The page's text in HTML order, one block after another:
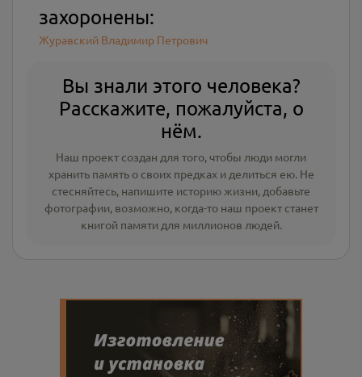
захоронены:
Журавский Владимир Петрович
Вы знали этого человека?
Расскажите, пожалуйста, о
нём.
Наш проект создан для того, чтобы люди могли
хранить память о своих предках и делиться ею. Не
стесняйтесь, напишите историю жизни, добавьте
фотографии, возможно, когда-то наш проект станет
книгой памяти для миллионов людей.